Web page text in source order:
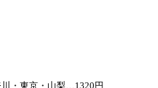
川・東京・山梨…1320円